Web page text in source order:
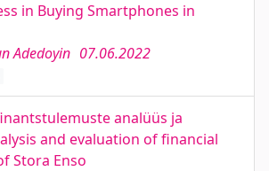
in Buying Smartphones in
Adedoyin 07.06.2022
analüüs ja
and evaluation of financial
Stora Enso